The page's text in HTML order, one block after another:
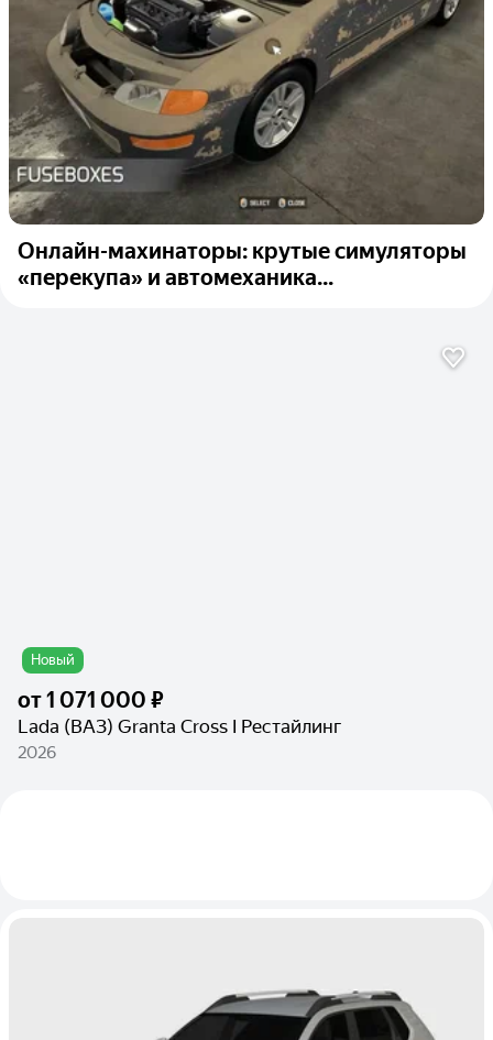
Онлайн-махинаторы: крутые симуляторы
«перекупа» и автомеханика...
Новый
от1 071 000 ₽
Lada (ВАЗ) Granta Cross I Рестайлинг
2026